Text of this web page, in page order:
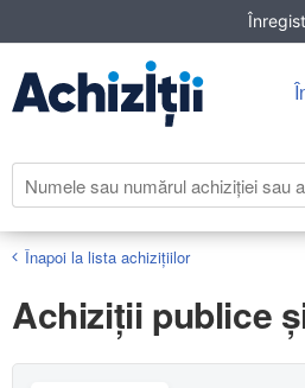
Înapoi la lista achiziţiilor
Achiziţii publice